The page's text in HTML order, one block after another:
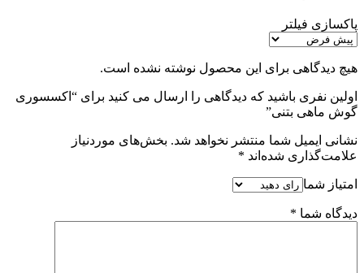
پاکسازی فیلتر
هیچ دیدگاهی برای این محصول نوشته نشده است.
اولین نفری باشید که دیدگاهی را ارسال می کنید برای “اکسسوری
گوش ماهی بتنی”
نشانی ایمیل شما منتشر نخواهد شد. بخش‌های موردنیاز
علامت‌گذاری شده‌اند *
امتیاز شما
دیدگاه شما *